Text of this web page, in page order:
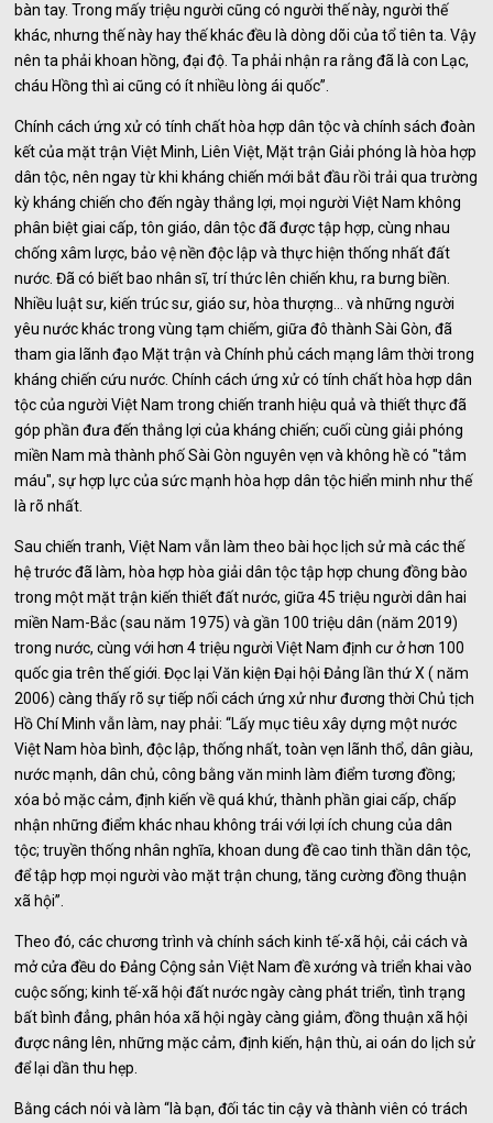
bàn tay. Trong mấy triệu người cũng có người thế này, người thế
khác, nhưng thế này hay thế khác đều là dòng dõi của tổ tiên ta. Vậy
nên ta phải khoan hồng, đại độ. Ta phải nhận ra rằng đã là con Lạc,
cháu Hồng thì ai cũng có ít nhiều lòng ái quốc”.
Chính cách ứng xử có tính chất hòa hợp dân tộc và chính sách đoàn
kết của mặt trận Việt Minh, Liên Việt, Mặt trận Giải phóng là hòa hợp
dân tộc, nên ngay từ khi kháng chiến mới bắt đầu rồi trải qua trường
kỳ kháng chiến cho đến ngày thắng lợi, mọi người Việt Nam không
phân biệt giai cấp, tôn giáo, dân tộc đã được tập hợp, cùng nhau
chống xâm lược, bảo vệ nền độc lập và thực hiện thống nhất đất
nước. Đã có biết bao nhân sĩ, trí thức lên chiến khu, ra bưng biền.
Nhiều luật sư, kiến trúc sư, giáo sư, hòa thượng… và những người
yêu nước khác trong vùng tạm chiếm, giữa đô thành Sài Gòn, đã
tham gia lãnh đạo Mặt trận và Chính phủ cách mạng lâm thời trong
kháng chiến cứu nước. Chính cách ứng xử có tính chất hòa hợp dân
tộc của người Việt Nam trong chiến tranh hiệu quả và thiết thực đã
góp phần đưa đến thắng lợi của kháng chiến; cuối cùng giải phóng
miền Nam mà thành phố Sài Gòn nguyên vẹn và không hề có "tắm
máu", sự hợp lực của sức mạnh hòa hợp dân tộc hiển minh như thế
là rõ nhất.
Sau chiến tranh, Việt Nam vẫn làm theo bài học lịch sử mà các thế
hệ trước đã làm, hòa hợp hòa giải dân tộc tập hợp chung đồng bào
trong một mặt trận kiến thiết đất nước, giữa 45 triệu người dân hai
miền Nam-Bắc (sau năm 1975) và gần 100 triệu dân (năm 2019)
trong nước, cùng với hơn 4 triệu người Việt Nam định cư ở hơn 100
quốc gia trên thế giới. Đọc lại Văn kiện Đại hội Đảng lần thứ X ( năm
2006) càng thấy rõ sự tiếp nối cách ứng xử như đương thời Chủ tịch
Hồ Chí Minh vẫn làm, nay phải: “Lấy mục tiêu xây dựng một nước
Việt Nam hòa bình, độc lập, thống nhất, toàn vẹn lãnh thổ, dân giàu,
nước mạnh, dân chủ, công bằng văn minh làm điểm tương đồng;
xóa bỏ mặc cảm, định kiến về quá khứ, thành phần giai cấp, chấp
nhận những điểm khác nhau không trái với lợi ích chung của dân
tộc; truyền thống nhân nghĩa, khoan dung đề cao tinh thần dân tộc,
để tập hợp mọi người vào mặt trận chung, tăng cường đồng thuận
xã hội”.
Theo đó, các chương trình và chính sách kinh tế-xã hội, cải cách và
mở cửa đều do Đảng Cộng sản Việt Nam đề xướng và triển khai vào
cuộc sống; kinh tế-xã hội đất nước ngày càng phát triển, tình trạng
bất bình đẳng, phân hóa xã hội ngày càng giảm, đồng thuận xã hội
được nâng lên, những mặc cảm, định kiến, hận thù, ai oán do lịch sử
để lại dần thu hẹp.
Bằng cách nói và làm “là bạn, đối tác tin cậy và thành viên có trách